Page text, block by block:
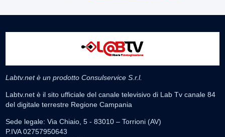
Labtv.net è un prodotto Consulservice S.r.l.
Labtv.net è il sito ufficiale del canale televisivo di Lab Tv canale 84
del digitale terrestre Regione Campania
Sede legale: Via Chiaio, 5 - 83010 – Torrioni (AV)
P.IVA 02757950643